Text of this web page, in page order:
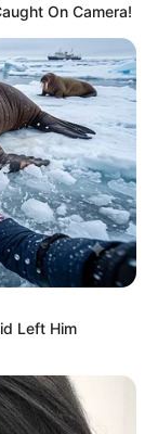
On Camera!
Left Him